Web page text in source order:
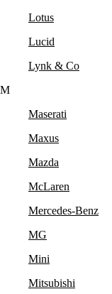
Lotus
Lucid
Lynk & Co
M
Maserati
Maxus
Mazda
McLaren
Mercedes-Benz
MG
Mini
Mitsubishi